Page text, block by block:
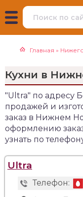
Главная »
Кухни в
"Ultra" по адресу
продажей и
заказ в Нижнем
оформлению
узнать по
Ultra
Телефон: